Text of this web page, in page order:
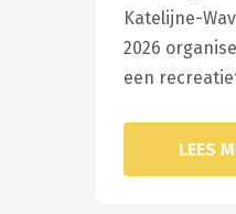
Katelijne-
2026
een
LEES